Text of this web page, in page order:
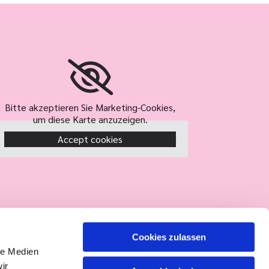
Medien
Cookies zulassen
Bitte akzeptieren Sie Marketing-Cookies,
um diese Karte anzuzeigen.
Accept cookies